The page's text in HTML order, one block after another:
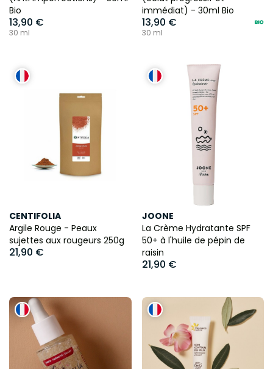
Bio
13,90 €
30 ml
immédiat) - 30ml Bio
13,90 €
30 ml
CENTIFOLIA
Argile Rouge - Peaux
sujettes aux rougeurs 250g
21,90 €
JOONE
La Crème Hydratante SPF
50+ à l'huile de pépin de
raisin
21,90 €